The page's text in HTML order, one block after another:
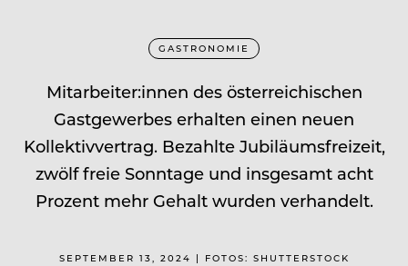
GASTRONOMIE
Mitarbeiter:innen des österreichischen
Gastgewerbes erhalten einen neuen
Kollektivvertrag. Bezahlte Jubiläumsfreizeit,
zwölf freie Sonntage und insgesamt acht
Prozent mehr Gehalt wurden verhandelt.
SEPTEMBER 13, 2024 | FOTOS: SHUTTERSTOCK